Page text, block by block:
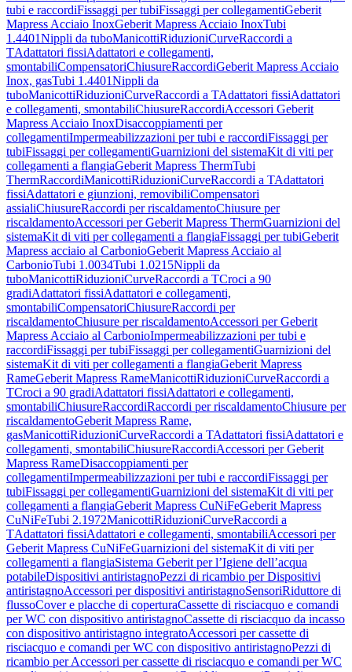
tubi e raccordiFissaggi per tubiFissaggi per collegamentiGeberit
Mapress Acciaio InoxGeberit Mapress Acciaio InoxTubi
1.4401Nippli da tuboManicottiRiduzioniCurveRaccordi a
TAdattatori fissiAdattatori e collegamenti,
smontabiliCompensatoriChiusureRaccordiGeberit Mapress Acciaio
Inox, gasTubi 1.4401Nippli da
tuboManicottiRiduzioniCurveRaccordi a TAdattatori fissiAdattatori
e collegamenti, smontabiliChiusureRaccordiAccessori Geberit
Mapress Acciaio InoxDisaccoppiamenti per
collegamentiImpermeabilizzazioni per tubi e raccordiFissaggi per
tubiFissaggi per collegamentiGuarnizioni del sistemaKit di viti per
collegamenti a flangiaGeberit Mapress ThermTubi
ThermRaccordiManicottiRiduzioniCurveRaccordi a TAdattatori
fissiAdattatori e giunzioni, removibiliCompensatori
assialiChiusureRaccordi per riscaldamentoChiusure per
riscaldamentoAccessori per Geberit Mapress ThermGuarnizioni del
sistemaKit di viti per collegamenti a flangiaFissaggi per tubiGeberit
Mapress acciaio al CarbonioGeberit Mapress Acciaio al
CarbonioTubi 1.0034Tubi 1.0215Nippli da
tuboManicottiRiduzioniCurveRaccordi a TCroci a 90
gradiAdattatori fissiAdattatori e collegamenti,
smontabiliCompensatoriChiusureRaccordi per
riscaldamentoChiusure per riscaldamentoAccessori per Geberit
Mapress Acciaio al CarbonioImpermeabilizzazioni per tubi e
raccordiFissaggi per tubiFissaggi per collegamentiGuarnizioni del
sistemaKit di viti per collegamenti a flangiaGeberit Mapress
RameGeberit Mapress RameManicottiRiduzioniCurveRaccordi a
TCroci a 90 gradiAdattatori fissiAdattatori e collegamenti,
smontabiliChiusureRaccordiRaccordi per riscaldamentoChiusure per
riscaldamentoGeberit Mapress Rame,
gasManicottiRiduzioniCurveRaccordi a TAdattatori fissiAdattatori e
collegamenti, smontabiliChiusureRaccordiAccessori per Geberit
Mapress RameDisaccoppiamenti per
collegamentiImpermeabilizzazioni per tubi e raccordiFissaggi per
tubiFissaggi per collegamentiGuarnizioni del sistemaKit di viti per
collegamenti a flangiaGeberit Mapress CuNiFeGeberit Mapress
CuNiFeTubi 2.1972ManicottiRiduzioniCurveRaccordi a
TAdattatori fissiAdattatori e collegamenti, smontabiliAccessori per
Geberit Mapress CuNiFeGuarnizioni del sistemaKit di viti per
collegamenti a flangiaSistema Geberit per l’Igiene dell’acqua
potabileDispositivi antiristagnoPezzi di ricambio per Dispositivi
antiristagnoAccessori per dispositivi antiristagnoSensoriRiduttore di
flussoCover e placche di coperturaCassette di risciacquo e comandi
per WC con dispositivo antiristagnoCassette di risciacquo da incasso
con dispositivo antiristagno integratoAccessori per cassette di
risciacquo e comandi per WC con dispositivo antiristagnoPezzi di
ricambio per Accessori per cassette di risciacquo e comandi per WC